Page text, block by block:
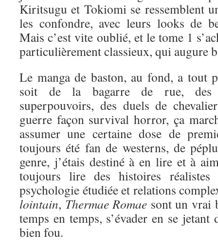
Kiritsugu et Tokiomi se ressemblent
les confondre, avec leurs looks de
Mais c’est vite oublié, et le tome 1
particulièrement classieux, qui augure
Le manga de baston, au fond, a tout
soit de la bagarre de rue, des
superpouvoirs, des duels de
guerre façon survival horror, ça
assumer une certaine dose de
toujours été fan de westerns, de
genre, j’étais destiné à en lire et à
toujours lire des histoires
psychologie étudiée et relations
lointain, Thermae Romae sont un vrai
temps en temps, s’évader en se jetant
bien fou.